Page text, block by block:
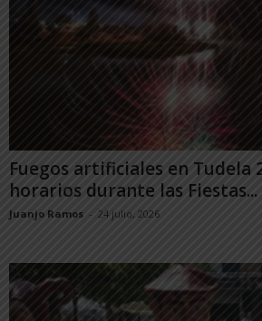
Fuegos artificiales en Tudela
horarios durante las Fiestas...
Juanjo Ramos - 24 julio, 2026